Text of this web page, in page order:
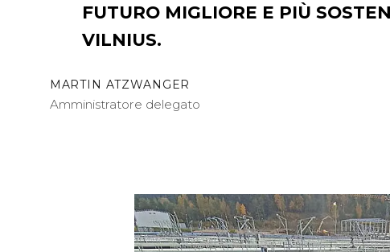
FUTURO MIGLIORE E PIÙ
VILNIUS.
MARTIN ATZWANGER
Amministratore delegato